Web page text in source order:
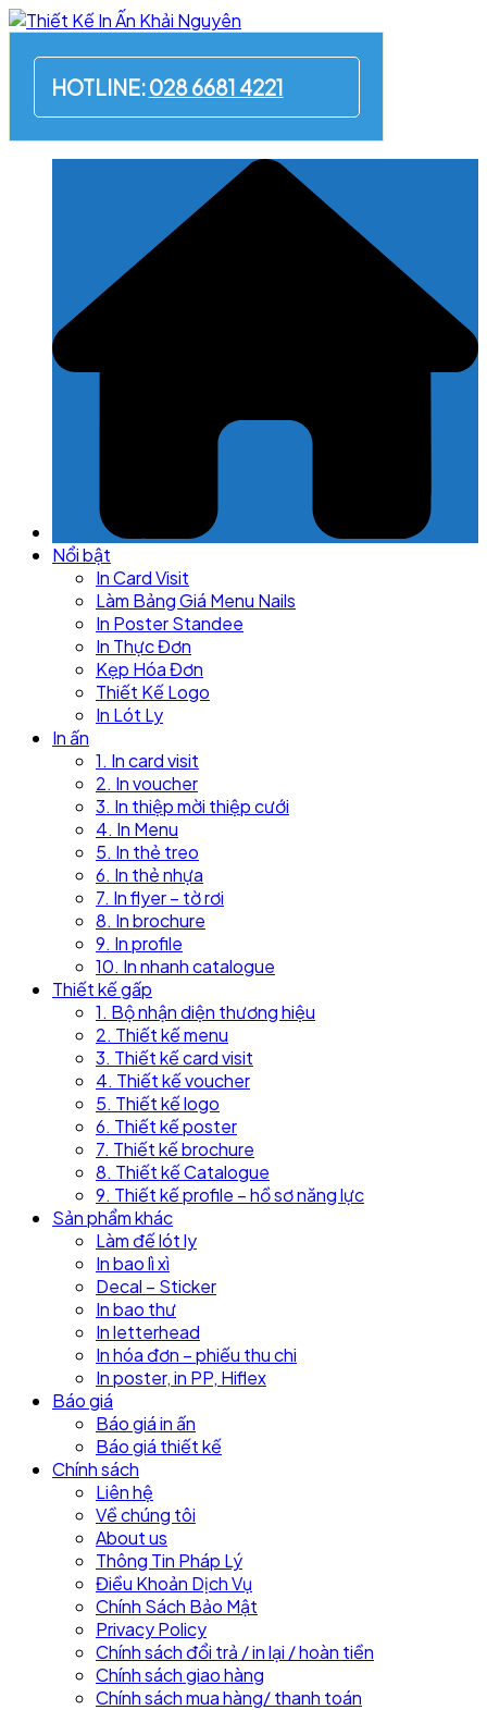
Skip
content
HOTLINE:028 6681 4221
Nổi bật
In Card Visit
Làm Bảng Giá Menu Nails
In Poster Standee
In Thực Đơn
Kẹp Hóa Đơn
Thiết Kế Logo
In Lót Ly
In ấn
1. In card visit
2. In voucher
3. In thiệp mời thiệp cưới
4. In Menu
5. In thẻ treo
6. In thẻ nhựa
7. In flyer – tờ rơi
8. In brochure
9. In profile
10. In nhanh catalogue
Thiết kế gấp
1. Bộ nhận diện thương hiệu
2. Thiết kế menu
3. Thiết kế card visit
4. Thiết kế voucher
5. Thiết kế logo
6. Thiết kế poster
7. Thiết kế brochure
8. Thiết kế Catalogue
9. Thiết kế profile – hồ sơ năng lực
Sản phẩm khác
Làm đế lót ly
In bao lì xì
Decal – Sticker
In bao thư
In letterhead
In hóa đơn – phiếu thu chi
In poster, in PP, Hiflex
Báo giá
Báo giá in ấn
Báo giá thiết kế
Chính sách
Liên hệ
Về chúng tôi
About us
Thông Tin Pháp Lý
Điều Khoản Dịch Vụ
Chính Sách Bảo Mật
Privacy Policy
Chính sách đổi trả / in lại / hoàn tiền
Chính sách giao hàng
Chính sách mua hàng/ thanh toán